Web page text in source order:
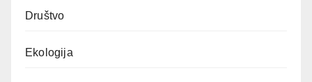
Društvo
Ekologija